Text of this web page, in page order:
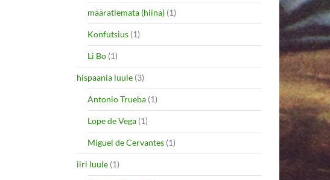
määratlemata (hiina) (1)
Konfutsius (1)
Li Bo (1)
hispaania luule (3)
Antonio Trueba (1)
Lope de Vega (1)
Miguel de Cervantes (1)
iiri luule (1)